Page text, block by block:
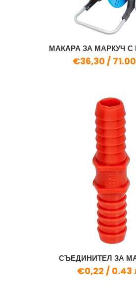
МАКАРА ЗА МАРКУЧ С
€36,30 /
СЪЕДИНИТЕЛ ЗА
€0,22 / 0.43